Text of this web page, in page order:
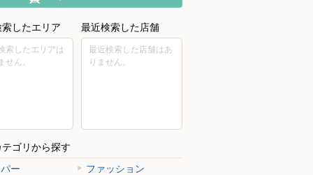
したエリア
索したエリアは
せん。
最近検索した店舗
最近検索した店舗はあ
りません。
テゴリから探す
ー
ファッション